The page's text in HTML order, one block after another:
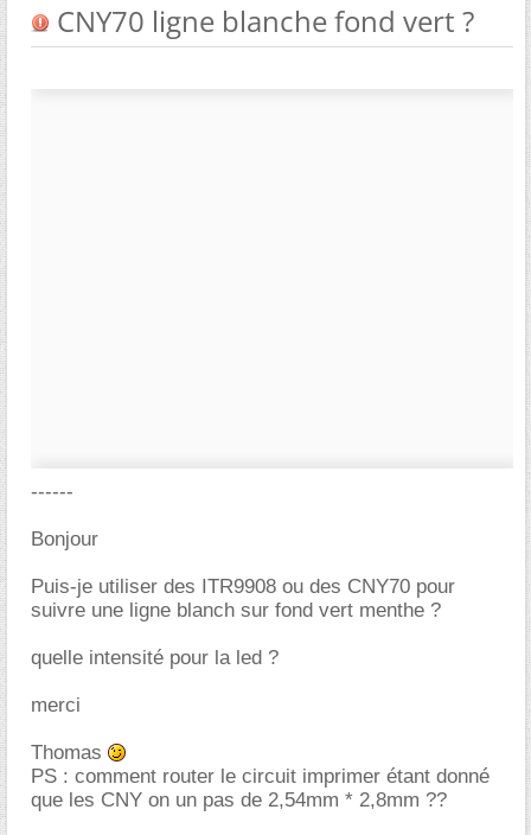
CNY70 ligne blanche fond vert ?
------
Bonjour
Puis-je utiliser des ITR9908 ou des CNY70 pour
suivre une ligne blanch sur fond vert menthe ?
quelle intensité pour la led ?
merci
Thomas
PS : comment router le circuit imprimer étant donné
que les CNY on un pas de 2,54mm * 2,8mm ??